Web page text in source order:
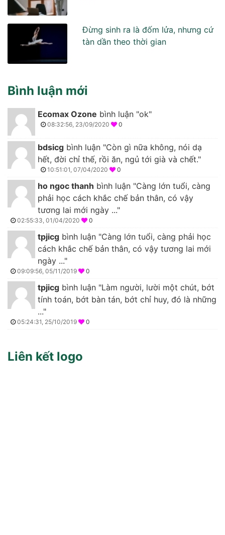
Đừng sinh ra là đốm lửa, nhưng cứ
tàn dần theo thời gian
Bình luận mới
Ecomax Ozone bình luận "ok"
08:32:56, 23/09/2020 0
bdsicg bình luận "Còn gì nữa không, nói dạ
hết, đời chỉ thế, rồi ăn, ngủ tới già và chết."
10:51:01, 07/04/2020 0
ho ngoc thanh bình luận "Càng lớn tuổi, càng
phải học cách khắc chế bản thân, có vậy
tương lai mới ngày ..."
02:55:33, 01/04/2020 0
tpjicg bình luận "Càng lớn tuổi, càng phải học
cách khắc chế bản thân, có vậy tương lai mới
ngày ..."
09:09:56, 05/11/2019 0
tpjicg bình luận "Làm người, lười một chút, bớt
tính toán, bớt bàn tán, bớt chỉ huy, đó là những
..."
05:24:31, 25/10/2019 0
Liên kết logo